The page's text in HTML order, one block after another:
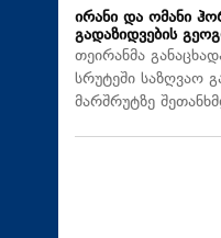
ირანი და ომანი
გადაზიდვების
თეირანმა
სრუტეში საზღვაო
მარშრუტზე